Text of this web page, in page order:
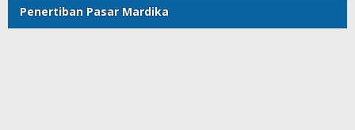
Penertiban Pasar Mardika